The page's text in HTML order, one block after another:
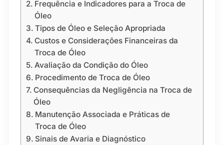
Frequência e Indicadores para a Troca de
Óleo
Tipos de Óleo e Seleção Apropriada
Custos e Considerações Financeiras da
Troca de Óleo
Avaliação da Condição do Óleo
Procedimento de Troca de Óleo
Consequências da Negligência na Troca de
Óleo
Manutenção Associada e Práticas de
Troca de Óleo
Sinais de Avaria e Diagnóstico